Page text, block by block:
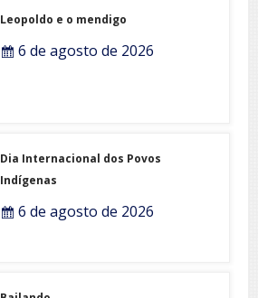
Leopoldo e o mendigo
6 de agosto de 2026
Dia Internacional dos Povos
Indígenas
6 de agosto de 2026